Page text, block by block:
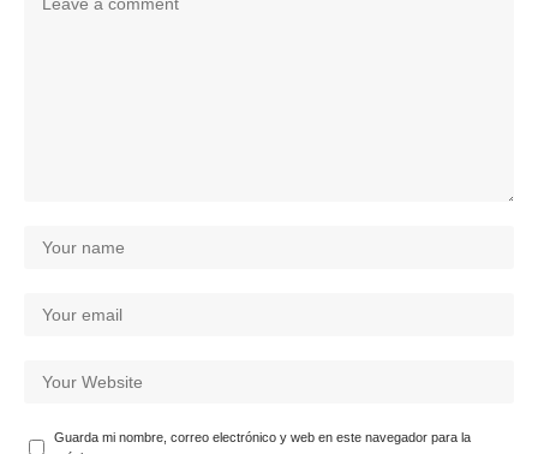
Guarda mi nombre, correo electrónico y web en este navegador para la